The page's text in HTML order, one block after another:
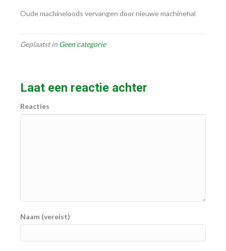
Oude machineloods vervangen door nieuwe machinehal
Geplaatst in Geen categorie
Laat een reactie achter
Reacties
Naam (vereist)